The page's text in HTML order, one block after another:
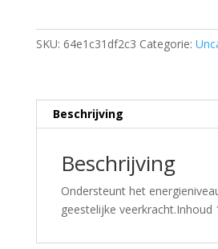
SKU: 64e1c31df2c3 Categorie:
Beschrijving
Beschrijving
Ondersteunt het
geestelijke veerkracht.Inhoud